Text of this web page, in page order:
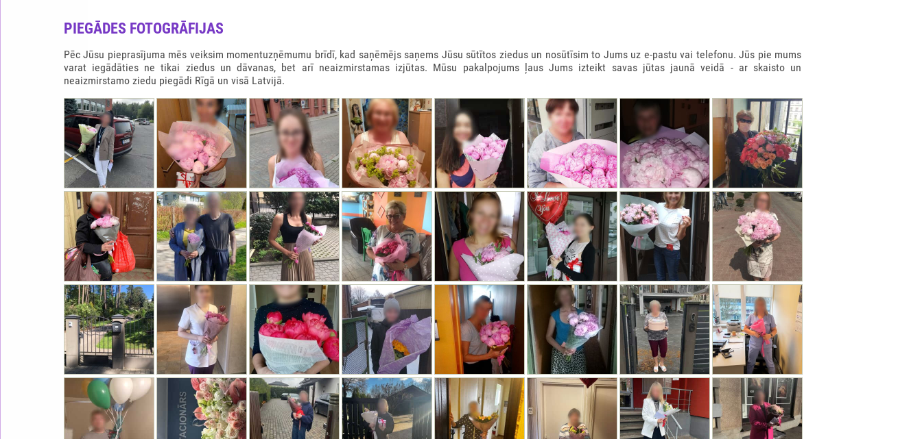
RAFFAELLO SIRDS KASTE 900GR
65.00€
PIEGĀDES FOTOGRĀFIJAS
Pēc Jūsu pieprasījuma mēs veiksim momentuzņēmumu brīdī, kad saņēmējs saņems Jūsu sūtītos ziedus un nosūtīsim to Jums uz e-pastu vai telefonu. Jūs pie mums
varat iegādāties ne tikai ziedus un dāvanas, bet arī neaizmirstamas izjūtas. Mūsu pakalpojums ļaus Jums izteikt savas jūtas jaunā veidā - ar skaisto un
neaizmirstamo ziedu piegādi Rīgā un visā Latvijā.